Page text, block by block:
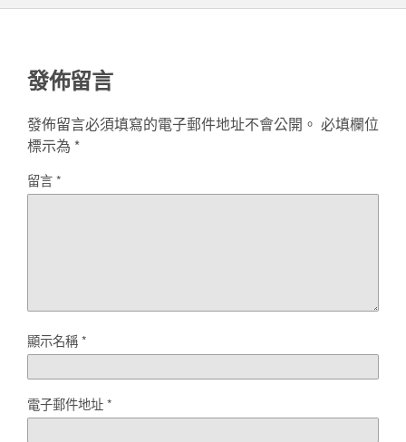
發佈留言
發佈留言必須填寫的電子郵件地址不會公開。 必填欄位
標示為 *
留言*
顯示名稱*
電子郵件地址*